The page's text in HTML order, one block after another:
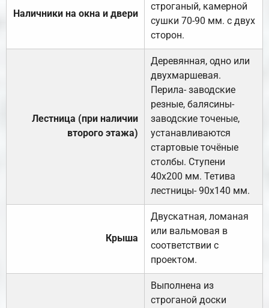
Наличники на окна и двери
строганый, камерной
сушки 70-90 мм. с двух
сторон.
Лестница (при наличии
второго этажа)
Деревянная, одно или
двухмаршевая.
Перила- заводские
резные, балясины-
заводские точеные,
устанавливаются
стартовые точёные
столбы. Ступени
40х200 мм. Тетива
лестницы- 90х140 мм.
Крыша
Двускатная, ломаная
или вальмовая в
соответствии с
проектом.
Выполнена из
строганой доски